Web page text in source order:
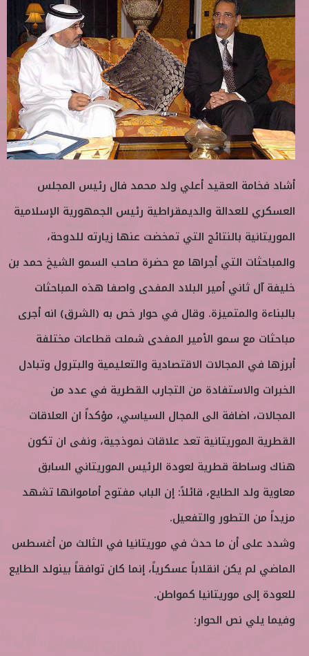
ب
ع
ع
ل
ى
ت
و
ت
ر
س
ل
ب
ر
ي
د
ا
إ
ل
ك
ر
و
ي
أشاد فخامة العقيد أعلي ولد محمد فال رئيس المجلس
العسكري للعدالة والديمقراطية رئيس الجمهورية الإسلامية
الموريتانية بالنتائج التي تمخضت عنها زيارته للدوحة،
والمباحثات التي أجراها مع حضرة صاحب السمو الشيخ حمد بن
خليفة آل ثاني أمير البلاد المفدى واصفا هذه المباحثات
بالبناءة والمتميزة. وقال في حوار خص به (الشرق) انه أجرى
مباحثات مع سمو الأمير المفدى شملت قطاعات مختلفة
أبرزها في المجالات الاقتصادية والتعليمية والبترول وتبادل
الخبرات والاستفادة من التجارب القطرية في عدد من
المجالات، اضافة الى المجال السياسي، مؤكداً ان العلاقات
القطرية الموريتانية تعد علاقات نموذجية، ونفى ان تكون
هناك وساطة قطرية لعودة الرئيس الموريتاني السابق
معاوية ولد الطايع، قائلاً: إن الباب مفتوح أماموانها تشهد
مزيداً من التطور والتفعيل.
وشدد على أن ما حدث في موريتانيا في الثالث من أغسطس
الماضي لم يكن انقلاباً عسكرياً، إنما كان توافقاً بينولد الطايع
للعودة إلى موريتانيا كمواطن.
وفيما يلي نص الحوار: